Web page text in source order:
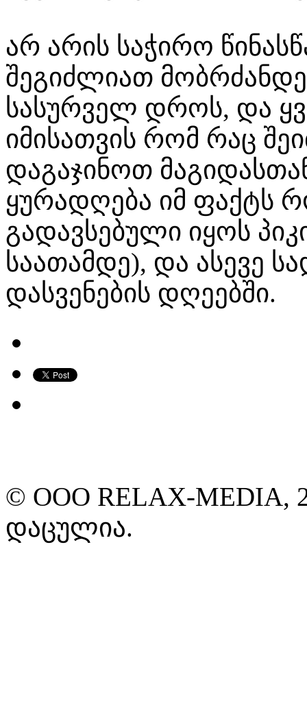
არ არის საჭირო
შეგიძლიათ
სასურველ დროს, და
იმისათვის რომ რაც
დაგაჯინოთ
ყურადღება იმ ფაქტს
გადავსებული იყოს
საათამდე), და ასევე
დასვენების დღეებში.
© ООО RELAX-MEDIA,
დაცულია.